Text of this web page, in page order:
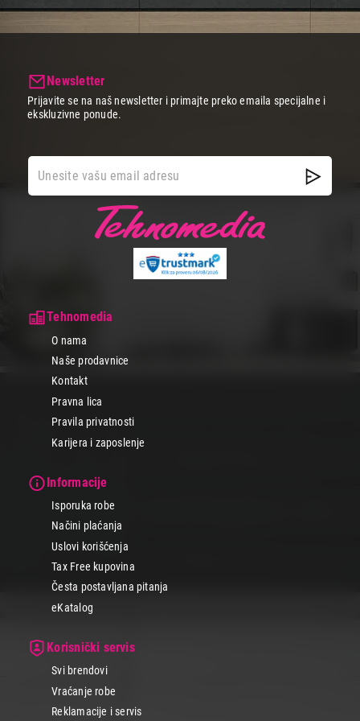
Tehnomedia
O nama
Naše prodavnice
Kontakt
Pravna lica
Pravila privatnosti
Karijera i zaposlenje
Informacije
Isporuka robe
Načini plaćanja
Uslovi korišćenja
Tax Free kupovina
Česta postavljana pitanja
eKatalog
Korisnički servis
Svi brendovi
Vraćanje robe
Reklamacije i servis
Newsletter
Prijavite se na naš newsletter i primajte preko emaila specijalne i
ekskluzivne ponude.